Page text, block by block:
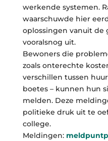
werkende systemen.
waarschuwde hier
oplossingen vanuit de
vooralsnog uit.
Bewoners die
zoals onterechte
verschillen tussen
boetes – kunnen hun
melden. Deze
politieke druk uit te
college.
Meldingen: